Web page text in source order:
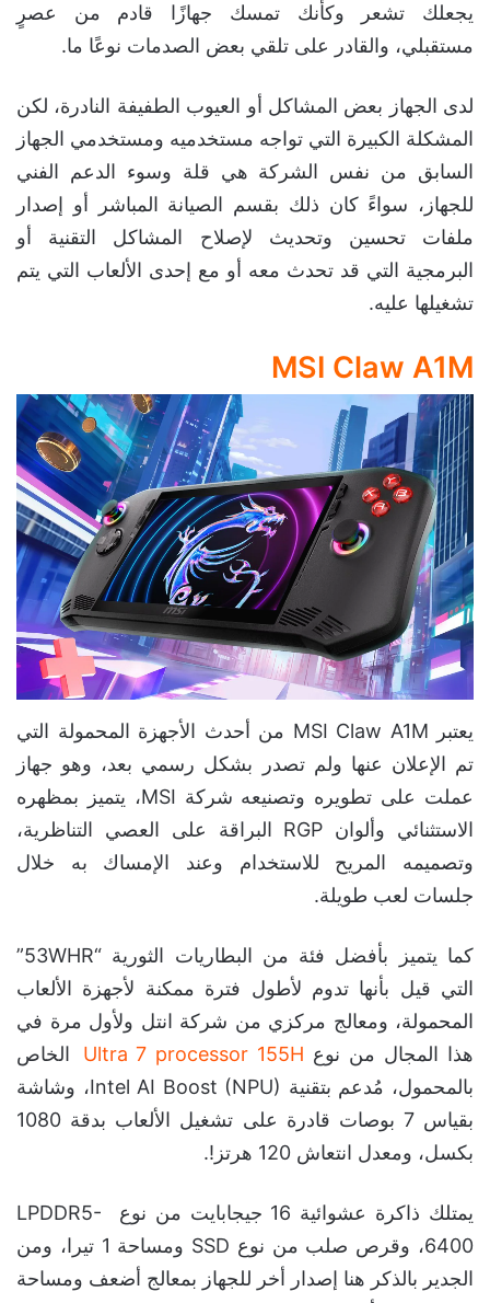
يجعلك تشعر وكأنك تمسك جهازًا قادم من عصرٍ
مستقبلي، والقادر على تلقي بعض الصدمات نوعًا ما.
لدى الجهاز بعض المشاكل أو العيوب الطفيفة النادرة، لكن
المشكلة الكبيرة التي تواجه مستخدميه ومستخدمي الجهاز
السابق من نفس الشركة هي قلة وسوء الدعم الفني
للجهاز، سواءً كان ذلك بقسم الصيانة المباشر أو إصدار
ملفات تحسين وتحديث لإصلاح المشاكل التقنية أو
البرمجية التي قد تحدث معه أو مع إحدى الألعاب التي يتم
تشغيلها عليه.
MSI Claw A1M
يعتبر MSI Claw A1M من أحدث الأجهزة المحمولة التي
تم الإعلان عنها ولم تصدر بشكل رسمي بعد، وهو جهاز
عملت على تطويره وتصنيعه شركة MSI، يتميز بمظهره
الاستثنائي وألوان RGP البراقة على العصي التناظرية،
وتصميمه المريح للاستخدام وعند الإمساك به خلال
جلسات لعب طويلة.
كما يتميز بأفضل فئة من البطاريات الثورية “53WHR”
التي قيل بأنها تدوم لأطول فترة ممكنة لأجهزة الألعاب
المحمولة، ومعالج مركزي من شركة انتل ولأول مرة في
هذا المجال من نوع Ultra 7 processor 155H
الخاص
بالمحمول، مُدعم بتقنية Intel AI Boost (NPU)، وشاشة
بقياس 7 بوصات قادرة على تشغيل الألعاب بدقة 1080
بكسل، ومعدل انتعاش 120 هرتز!.
يمتلك ذاكرة عشوائية 16 جيجابايت من نوع LPDDR5-
6400، وقرص صلب من نوع SSD ومساحة 1 تيرا، ومن
الجدير بالذكر هنا إصدار أخر للجهاز بمعالج أضعف ومساحة